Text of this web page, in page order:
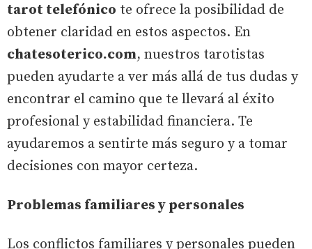
tarot telefónico te ofrece la posibilidad de
obtener claridad en estos aspectos. En
chatesoterico.com, nuestros tarotistas
pueden ayudarte a ver más allá de tus dudas y
encontrar el camino que te llevará al éxito
profesional y estabilidad financiera. Te
ayudaremos a sentirte más seguro y a tomar
decisiones con mayor certeza.
Problemas familiares y personales
Los conflictos familiares y personales pueden